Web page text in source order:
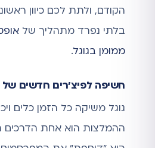
הקודם, ולתת לכם כיוון
בלתי נפרד מתהליך של
ממומן בגוגל.
חשיפה לפיצ'רים חדשים של
גוגל משיקה כל הזמן כלים
ההמלצות הוא אחת הדרכים